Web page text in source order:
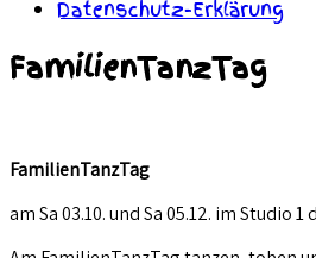
Datenschutz-Erklärung
FamilienTanzTag
FamilienTanzTag
am Sa 03.10. und Sa 05.12. im Studio